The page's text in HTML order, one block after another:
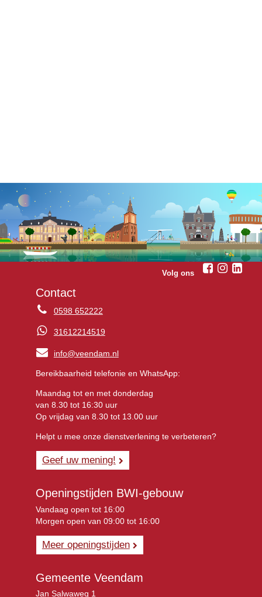
Volg ons
Contact
0598 652222
31612214519
info@veendam.nl
Bereikbaarheid telefonie en WhatsApp:
Maandag tot en met donderdag
van 8.30 tot 16:30 uur
Op vrijdag van 8.30 tot 13.00 uur
Helpt u mee onze dienstverlening te verbeteren?
Geef uw mening!
Openingstijden BWI-gebouw
Vandaag open tot 16:00
Morgen open van 09:00 tot 16:00
Meer openingstijden
Gemeente Veendam
Jan Salwaweg 1